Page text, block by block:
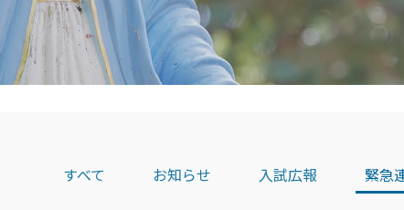
すべて お知らせ 入試広報 緊急